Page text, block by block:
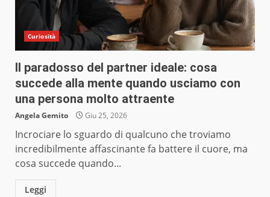
Curiosità
Il paradosso del partner ideale: cosa
succede alla mente quando usciamo con
una persona molto attraente
Angela Gemito Giu 25, 2026
Incrociare lo sguardo di qualcuno che troviamo
incredibilmente affascinante fa battere il cuore, ma
cosa succede quando...
Leggi